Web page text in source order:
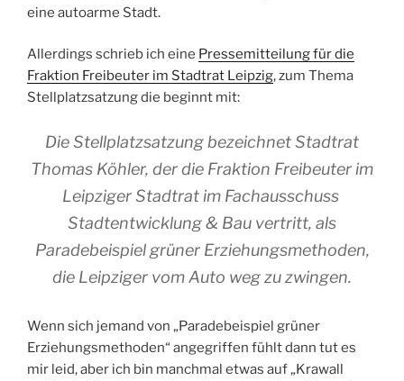
eine autoarme Stadt.
Allerdings schrieb ich eine Pressemitteilung für die
Fraktion Freibeuter im Stadtrat Leipzig, zum Thema
Stellplatzsatzung die beginnt mit:
Die Stellplatzsatzung bezeichnet Stadtrat
Thomas Köhler, der die Fraktion Freibeuter im
Leipziger Stadtrat im Fachausschuss
Stadtentwicklung & Bau vertritt, als
Paradebeispiel grüner Erziehungsmethoden,
die Leipziger vom Auto weg zu zwingen.
Wenn sich jemand von „Paradebeispiel grüner
Erziehungsmethoden“ angegriffen fühlt dann tut es
mir leid, aber ich bin manchmal etwas auf „Krawall